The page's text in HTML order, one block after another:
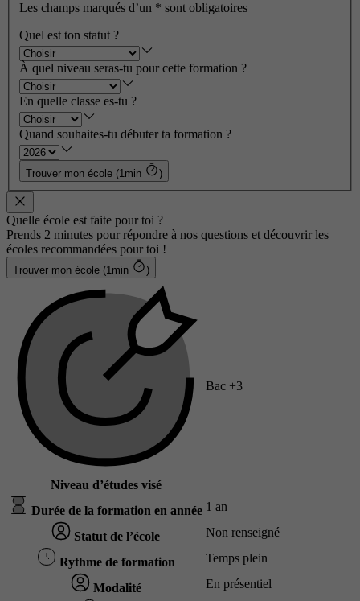
Les champs marqués d’un * sont obligatoires
Quel est ton statut ?
À quel niveau seras-tu pour cette formation ?
En quelle classe es-tu ?
Quand souhaites-tu débuter ta formation ?
Trouver mon école (1min )
Quelle école est faite pour toi ?
Prends 2 minutes pour répondre à nos questions et découvrir les
écoles recommandées pour toi !
Trouver mon école (1min )
Niveau d’études visé
Bac +3
Durée de la formation en année 1 an
Statut de l’école Non renseigné
Rythme de formation Temps plein
Modalité En présentiel